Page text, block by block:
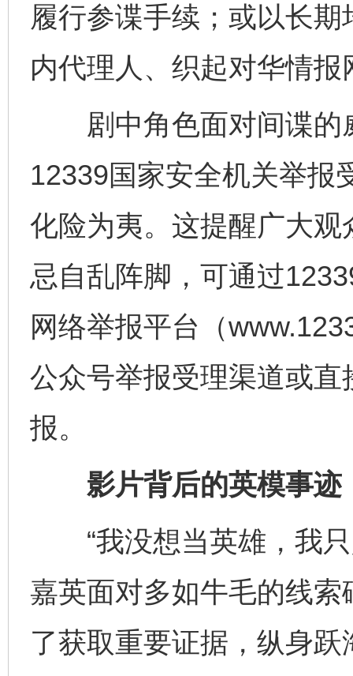
履行参谍手续；或以长
内代理人、织起对华情
剧中角色面对间谍的
12339国家安全机关举报
化险为夷。这提醒广大
忌自乱阵脚，可通过
网络举报平台（
公众号举报受理渠道或
报。
影片背后的英模事迹
“我没想当英雄，我只
嘉英面对多如牛毛的线
了获取重要证据，纵身